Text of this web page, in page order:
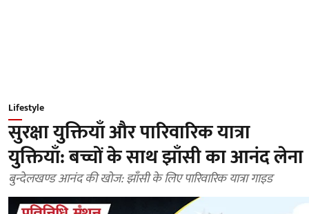
Lifestyle
सुरक्षा युक्तियाँ और पारिवारिक यात्रा
युक्तियाँ: बच्चों के साथ झाँसी का आनंद लेना
बुन्देलखण्ड आनंद की खोज: झाँसी के लिए पारिवारिक यात्रा गाइड